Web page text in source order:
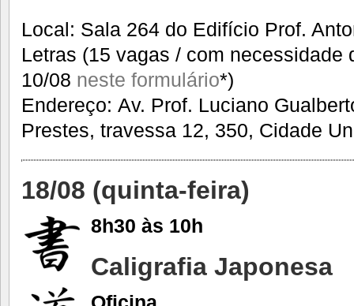
Local: Sala 264 do Edifício Prof.
Letras (15 vagas / com necessidade
10/08 neste formulário*)
Endereço: Av. Prof. Luciano
Prestes, travessa 12, 350, Cidade
18/08 (quinta-feira)
8h30 às 10h
Caligrafia Japonesa